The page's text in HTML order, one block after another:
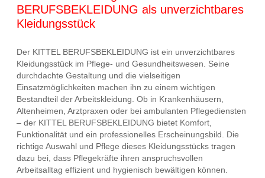
BERUFSBEKLEIDUNG als unverzichtbares
Kleidungsstück
Der KITTEL BERUFSBEKLEIDUNG ist ein unverzichtbares
Kleidungsstück im Pflege- und Gesundheitswesen. Seine
durchdachte Gestaltung und die vielseitigen
Einsatzmöglichkeiten machen ihn zu einem wichtigen
Bestandteil der Arbeitskleidung. Ob in Krankenhäusern,
Altenheimen, Arztpraxen oder bei ambulanten Pflegediensten
– der KITTEL BERUFSBEKLEIDUNG bietet Komfort,
Funktionalität und ein professionelles Erscheinungsbild. Die
richtige Auswahl und Pflege dieses Kleidungsstücks tragen
dazu bei, dass Pflegekräfte ihren anspruchsvollen
Arbeitsalltag effizient und hygienisch bewältigen können.